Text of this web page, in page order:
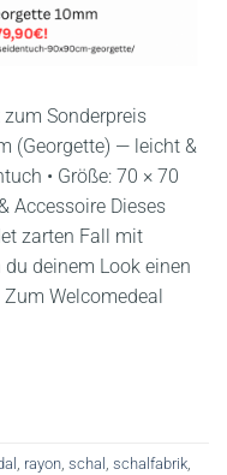
Sonderpreis
(Georgette) — leicht &
• Größe: 70 × 70
Accessoire Dieses
zarten Fall mit
deinem Look einen
Welcomedeal
rayon schal schalfabrik